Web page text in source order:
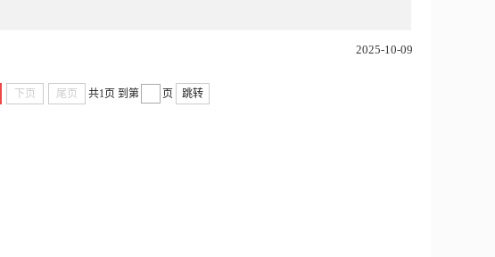
2025-10-09
下页 尾页 共1页 到第 页 跳转